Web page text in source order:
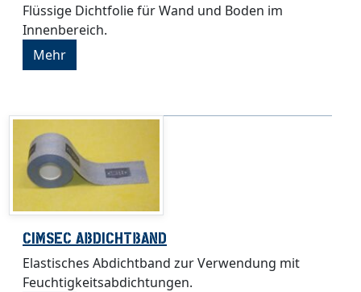
Flüssige Dichtfolie für Wand und Boden im
Innenbereich.
Mehr
CIMSEC ABDICHTBAND
Elastisches Abdichtband zur Verwendung mit
Feuchtigkeitsabdichtungen.